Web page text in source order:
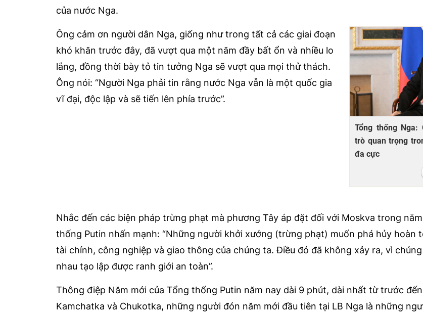
của nước Nga.
Tổng thống Nga:
trò quan trọng
đa cực
Ông cảm ơn người dân Nga, giống như trong tất cả các giai đoạn
khó khăn trước đây, đã vượt qua một năm đầy bất ổn và nhiều lo
lắng, đồng thời bày tỏ tin tưởng Nga sẽ vượt qua mọi thử thách.
Ông nói: “Người Nga phải tin rằng nước Nga vẫn là một quốc gia
vĩ đại, độc lập và sẽ tiến lên phía trước”.
Nhắc đến các biện pháp trừng phạt mà phương Tây áp đặt đối với Moskva trong
thống Putin nhấn mạnh: “Những người khởi xướng (trừng phạt) muốn phá hủy hoàn
tài chính, công nghiệp và giao thông của chúng ta. Điều đó đã không xảy ra, vì
nhau tạo lập được ranh giới an toàn”.
Thông điệp Năm mới của Tổng thống Putin năm nay dài 9 phút, dài nhất từ trước
Kamchatka và Chukotka, những người đón năm mới đầu tiên tại LB Nga là những